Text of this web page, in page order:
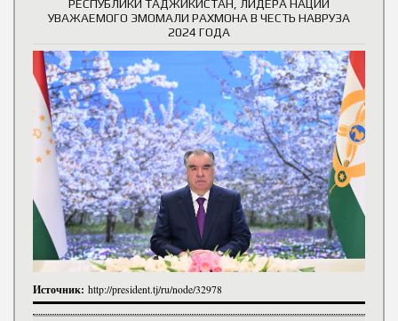
РЕСПУБЛИКИ ТАДЖИКИСТАН, ЛИДЕРА НАЦИИ
УВАЖАЕМОГО ЭМОМАЛИ РАХМОНА В ЧЕСТЬ НАВРУЗА
2024 ГОДА
Источник: http://president.tj/ru/node/32978